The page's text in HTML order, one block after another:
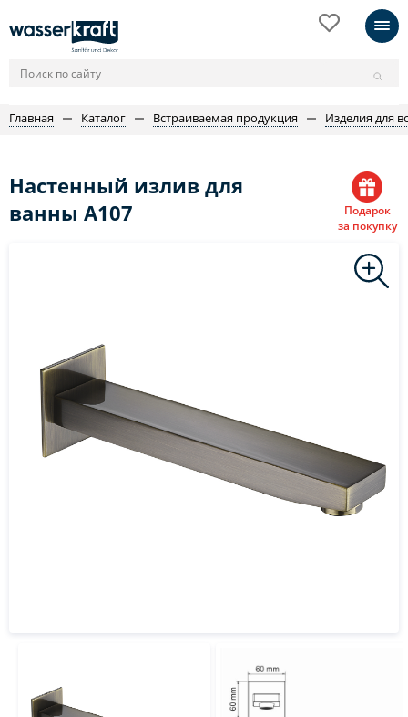
Главная Каталог Встраиваемая продукция Изделия для
Настенный излив для
ванны A107
Подарок
за покупку